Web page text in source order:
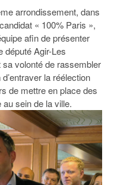
arrondissement, dans
« 100% Paris »,
afin de présenter
député Agir-Les
volonté de rassembler
la réélection
de mettre en place des
sein de la ville.